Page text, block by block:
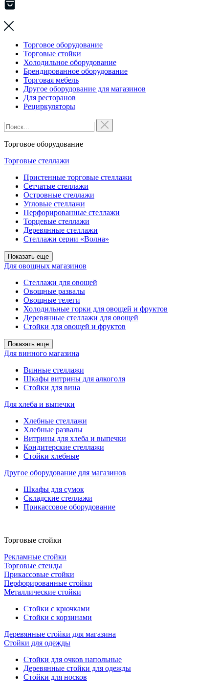
Торговое оборудование
Торговые стойки
Холодильное оборудование
Брендированное оборудование
Торговая мебель
Другое оборудование для магазинов
Для ресторанов
Рециркуляторы
Торговое оборудование
Торговые стеллажи
Пристенные торговые стеллажи
Сетчатые стеллажи
Островные стеллажи
Угловые стеллажи
Перфорированные стеллажи
Торцевые стеллажи
Деревянные стеллажи
Стеллажи серии «Волна»
Показать еще
Для овощных магазинов
Стеллажи для овощей
Овощные развалы
Овощные телеги
Холодильные горки для овощей и фруктов
Деревянные стеллажи для овощей
Стойки для овощей и фруктов
Показать еще
Для винного магазина
Винные стеллажи
Шкафы витрины для алкоголя
Стойки для вина
Для хлеба и выпечки
Хлебные стеллажи
Хлебные развалы
Витрины для хлеба и выпечки
Кондитерские стеллажи
Стойки хлебные
Другое оборудование для магазинов
Шкафы для сумок
Складские стеллажи
Прикассовое оборудование
Торговые стойки
Рекламные стойки
Торговые стенды
Прикассовые стойки
Перфорированные стойки
Металлические стойки
Стойки с крючками
Стойки с корзинами
Деревянные стойки для магазина
Стойки для одежды
Стойки для очков напольные
Деревянные стойки для одежды
Стойки для носков